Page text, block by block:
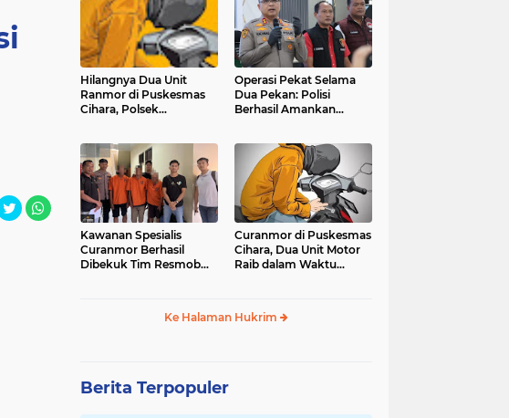
Hilangnya Dua Unit
Ranmor di Puskesmas
Cihara, Polsek
Operasi Pekat Selama
Dua Pekan: Polisi
Berhasil Amankan
Kawanan Spesialis
Curanmor Berhasil
Dibekuk Tim Resmob
Curanmor di Puskesmas
Cihara, Dua Unit Motor
Raib dalam Waktu
Ke Halaman Hukrim
Berita Terpopuler